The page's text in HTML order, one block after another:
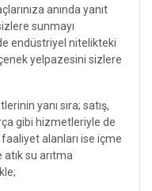
anında yanıt
sunmayı
endüstriyel nitelikteki
yelpazesini sizlere
yanı sıra; satış,
gibi hizmetleriyle de
alanları ise içme
su arıtma